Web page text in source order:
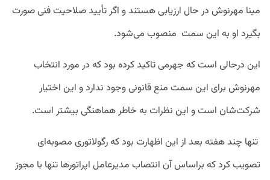
مینا مهرنوش در حال ارزیابی هستند و اگر تأیید صلاحیت فنی صورت
بگیرد او به این سمت منصوب می‌شود.
این درحالی است که جهرمی تاکید کرده بود که در مورد انتخاب
مهرنوش برای این سمت منع قانونی وجود ندارد و این اختیار
شرکت‌شان است و این نظرات به خاطر هماهنگی بیشتر است.
تنها چند هفته بعد از این اظهارت بود که رگولاتوری مصوبه‌ای
تصویب کرد که براساس آن انتصاب مدیرعامل اپراتورها تنها با مجوز